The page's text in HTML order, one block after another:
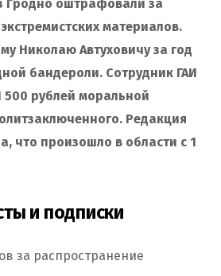
Гродно оштрафовали за
материалов.
Николаю Автуховичу за год
бандероли. Сотрудник ГАИ
500 рублей моральной
Редакция
что произошло в области c 1
и подписки
за распространение